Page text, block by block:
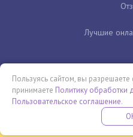
Лучшие
Бесплатная летняя
ПРОВЕДИ ЭТО ЛЕТО С
Пользуясь сайтом, вы
принимаете Политику обработки
Пользовательское соглашение.